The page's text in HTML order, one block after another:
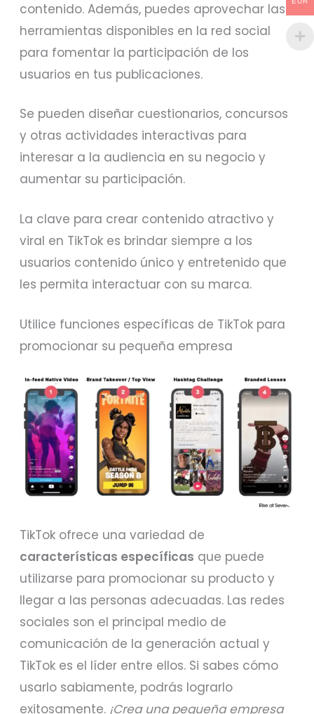
contenido. Además, puedes aprovechar las
herramientas disponibles en la red social
para fomentar la participación de los
usuarios en tus publicaciones.
Se pueden diseñar cuestionarios, concursos
y otras actividades interactivas para
interesar a la audiencia en su negocio y
aumentar su participación.
La clave para crear contenido atractivo y
viral en TikTok es brindar siempre a los
usuarios contenido único y entretenido que
les permita interactuar con su marca.
Utilice funciones específicas de TikTok para
promocionar su pequeña empresa
TikTok ofrece una variedad de
características específicas que puede
utilizarse para promocionar su producto y
llegar a las personas adecuadas. Las redes
sociales son el principal medio de
comunicación de la generación actual y
TikTok es el líder entre ellos. Si sabes cómo
usarlo sabiamente, podrás lograrlo
exitosamente. ¡Crea una pequeña empresa